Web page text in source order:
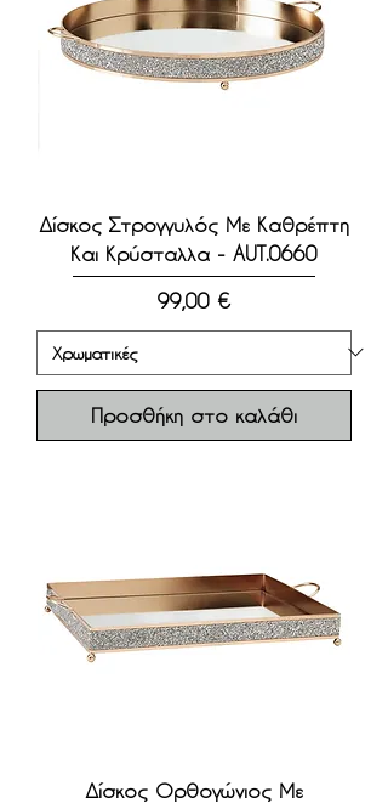
Δίσκος Στρογγυλός Με Καθρέπτη
Και Κρύσταλλα - AUT.0660
Τιμή
99,00 €
Προσθήκη στο καλάθι
Δίσκος Ορθογώνιος Με